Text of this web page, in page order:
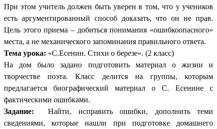
При этом учитель должен быть уверен в том, что у учеников
есть аргументированный способ доказать, что он не прав.
Цель этого приема – добиться понимания «ошибкоопасного»
места, а не механического запоминания правильного ответа.
Тема урока: «С.Есенин. Стихи о березе». (2 класс)
На дом было задано подготовить материал о жизни и
творчестве поэта. Класс делится на группы, которым
предлагается биографический материал о С. Есенине с
фактическими ошибками.
Задание: Найти, исправить ошибки, дополнить теми
сведениями, которые нашли при подготовке домашнего